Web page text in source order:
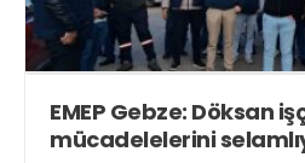
EMEP Gebze: Döksan
mücadelelerini